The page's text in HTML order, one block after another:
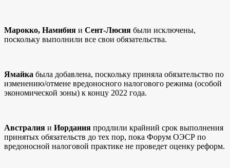
Марокко, Намибия и Сент-Люсия были исключены,
поскольку выполнили все свои обязательства.
Ямайка была добавлена, поскольку приняла обязательство по
изменению/отмене вредоносного налогового режима (особой
экономической зоны) к концу 2022 года.
Австралия и Иордания продлили крайний срок выполнения
принятых обязательств до тех пор, пока Форум ОЭСР по
вредоносной налоговой практике не проведет оценку реформ.